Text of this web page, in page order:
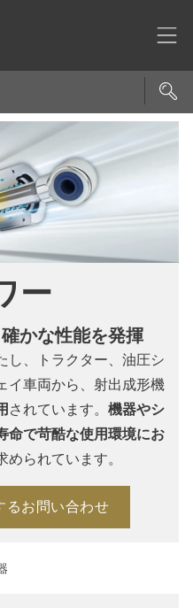
ー
かな性能を発揮
し、トラクター、油圧シ
イ車両から、射出成形機
されています。 機器やシ
命で苛酷な使用環境にお
められています。
るお問い合わせ